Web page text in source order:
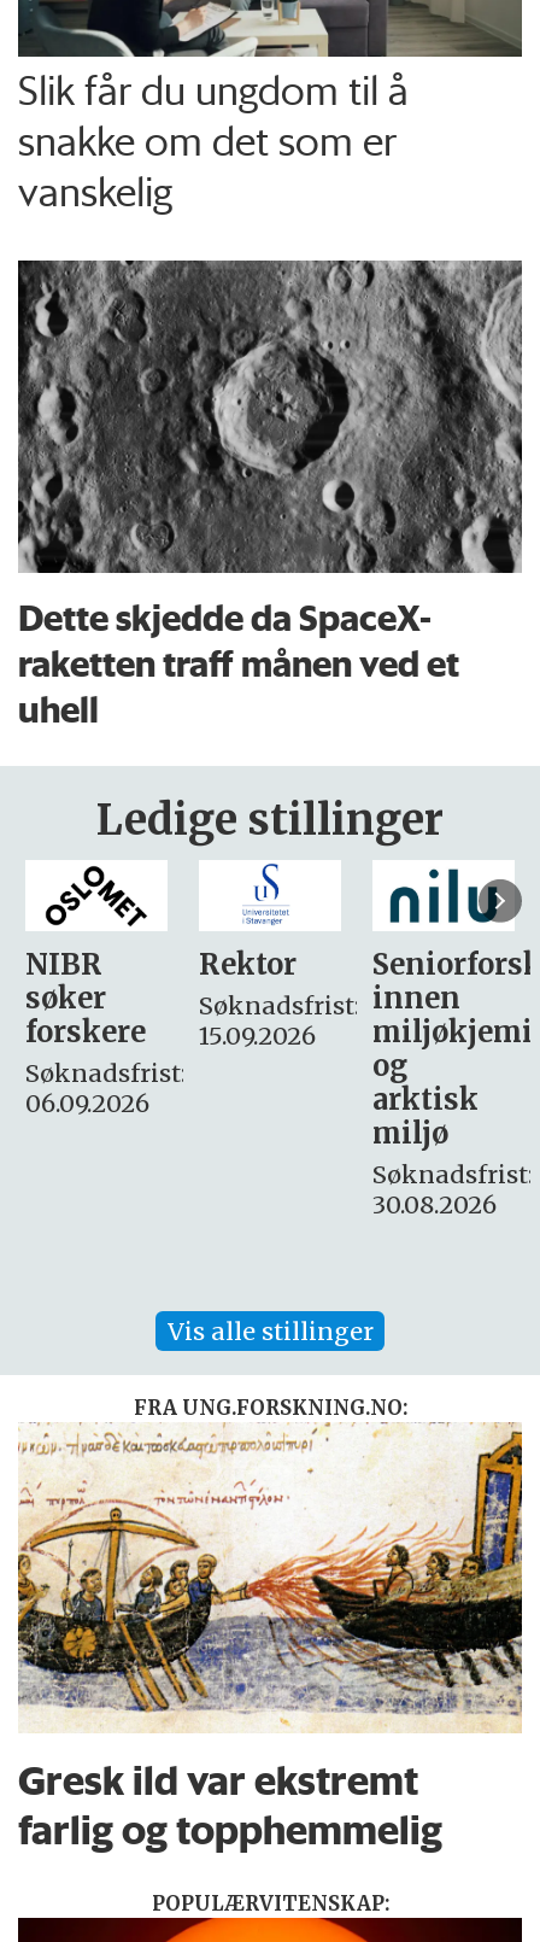
Slik får du ungdom til å
snakke om det som er
vanskelig
Dette skjedde da SpaceX-
raketten traff månen ved et
uhell
Ledige stillinger
Rektor
Søknadsfrist:
15.09.2026
Seniorforsker
innen
miljøkjemi
søker
– fast
Søknadsfrist:
16. august.
Vis alle stillinger
FRA UNG.FORSKNING.NO:
Gresk ild var ekstremt
farlig og topphemmelig
POPULÆRVITENSKAP: